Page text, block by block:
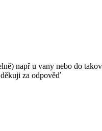
např u vany nebo do
za odpověď